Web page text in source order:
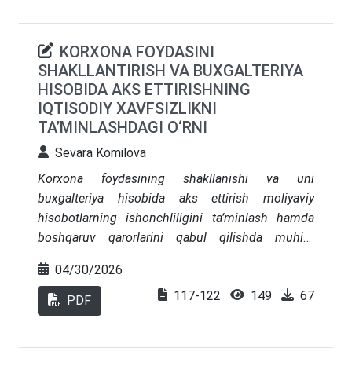
baholash uchun qo'llaniladigan ko'rsatkichlar va
usullarni o'rganadi.
KORXONA FOYDASINI
SHAKLLANTIRISH VA BUXGALTERIYA
HISOBIDA AKS ETTIRISHNING
IQTISODIY XAVFSIZLIKNI
TA’MINLASHDAGI O‘RNI
Sevara Komilova
Korxona foydasining shakllanishi va uni
buxgalteriya hisobida aks ettirish moliyaviy
hisobotlarning ishonchliligini ta’minlash hamda
boshqaruv qarorlarini qabul qilishda muhim
shakllanishi, daromad va xarajatlarni tan olish,
baholash hamda ularni hisobot davrlariga to‘g‘ri
taalluqli qilish jаrаyonlаrini tаkоmillаshtirish
04/30/2026
PDF 117-122 149 67